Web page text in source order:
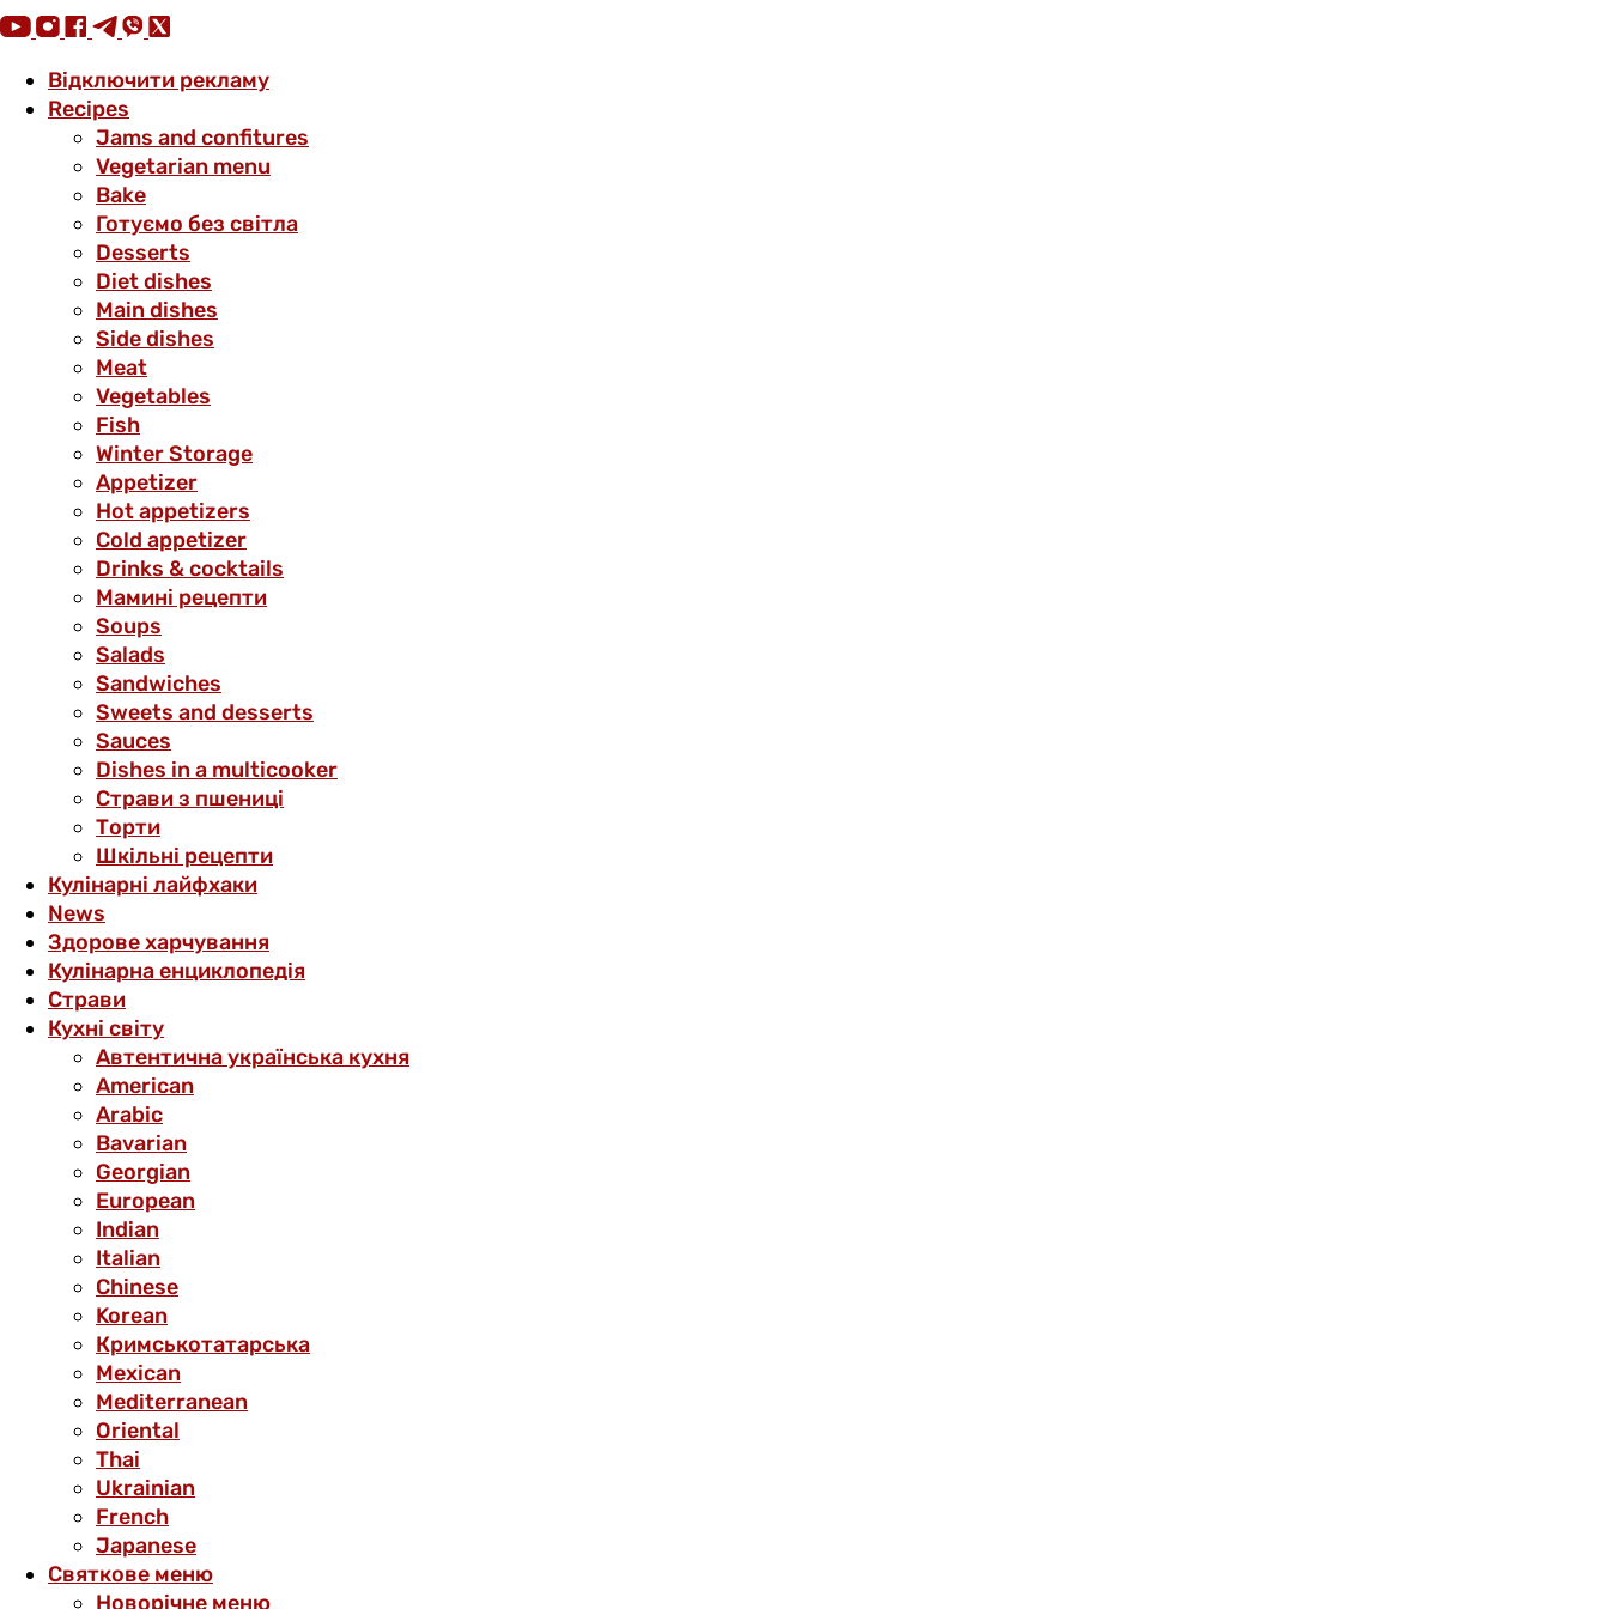
Відключити рекламу
Recipes
Jams and confitures
Vegetarian menu
Bake
Готуємо без світла
Desserts
Diet dishes
Main dishes
Side dishes
Meat
Vegetables
Fish
Winter Storage
Аppetizer
Hot appetizers
Cold appetizer
Drinks & cocktails
Мамині рецепти
Soups
Salads
Sandwiches
Sweets and desserts
Sauces
Dishes in a multicooker
Страви з пшениці
Торти
Шкільні рецепти
Кулінарні лайфхаки
News
Здорове харчування
Кулінарна енциклопедія
Страви
Кухні світу
Автентична українська кухня
American
Arabic
Bavarian
Georgian
European
Indian
Italian
Chinese
Korean
Кримськотатарська
Mexican
Mediterranean
Oriental
Thai
Ukrainian
French
Japanese
Святкове меню
Новорічне меню